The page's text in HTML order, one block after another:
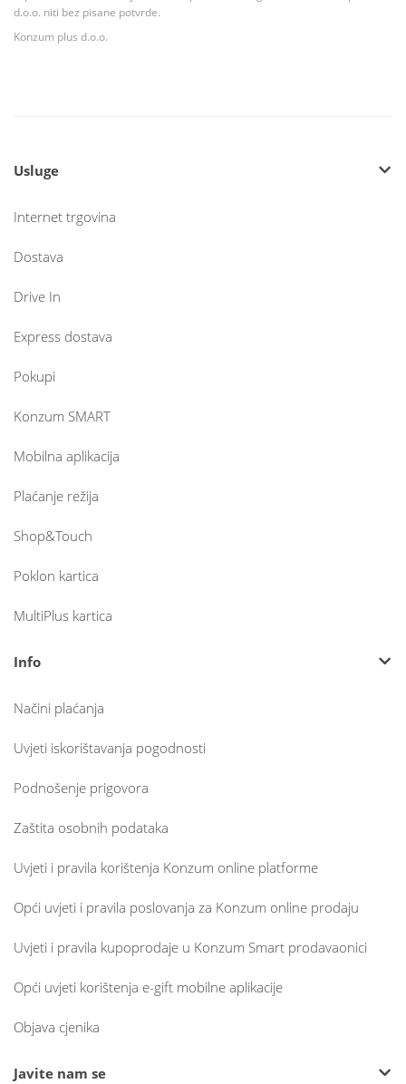
d.o.o. niti bez pisane potvrde.
Konzum plus d.o.o.
Usluge
Internet trgovina
Dostava
Drive In
Express dostava
Pokupi
Konzum SMART
Mobilna aplikacija
Plaćanje režija
Shop&Touch
Poklon kartica
MultiPlus kartica
Info
Načini plaćanja
Uvjeti iskorištavanja pogodnosti
Podnošenje prigovora
Zaštita osobnih podataka
Uvjeti i pravila korištenja Konzum online platforme
Opći uvjeti i pravila poslovanja za Konzum online prodaju
Uvjeti i pravila kupoprodaje u Konzum Smart prodavaonici
Opći uvjeti korištenja e-gift mobilne aplikacije
Objava cjenika
Javite nam se